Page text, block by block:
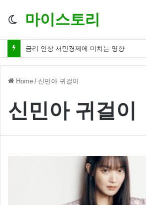
Switch
마이스토리
금리 인상 서민경제에 미치는 영향
Home / 신민아 귀걸이
신민아 귀걸이